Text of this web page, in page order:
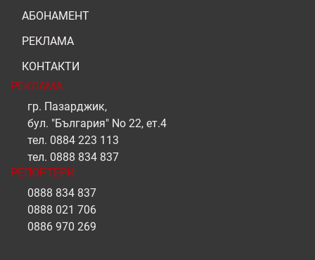
АБОНАМЕНТ
РЕКЛАМА
КОНТАКТИ
РЕКЛАМА
гр. Пазарджик,
бул. "България" No 22, ет.4
тел. 0884 223 113
тел. 0888 834 837
РЕПОРТЕРИ
0888 834 837
0888 021 706
0886 970 269